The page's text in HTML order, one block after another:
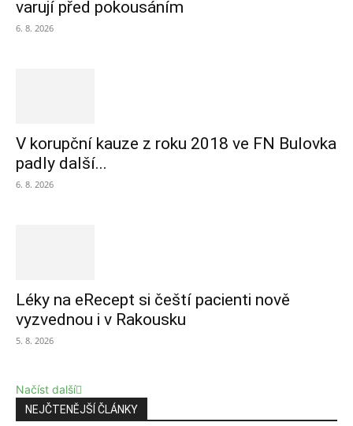
varují před pokousáním
6. 8. 2026
V korupční kauze z roku 2018 ve FN Bulovka
padly další...
6. 8. 2026
Léky na eRecept si čeští pacienti nově
vyzvednou i v Rakousku
5. 8. 2026
Načíst další
NEJČTENĚJŠÍ ČLÁNKY